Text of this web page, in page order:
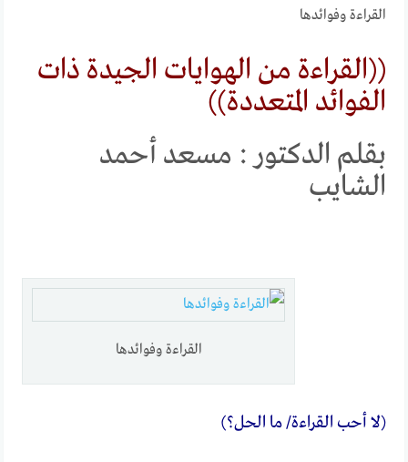
القراءة وفوائدها
((القراءة من الهوايات الجيدة ذات
الفوائد المتعددة))
بقلم الدكتور : مسعد أحمد
الشايب
القراءة وفوائدها
(لا أحب القراءة/ ما الحل؟)